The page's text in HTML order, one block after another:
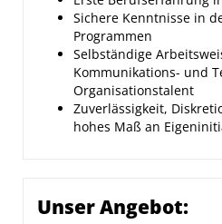
Sichere Kenntnisse in
Programmen
Selbständige
Kommunikations- und
Organisationstalent
Zuverlässigkeit,
hohes Maß an
Unser Angebot: